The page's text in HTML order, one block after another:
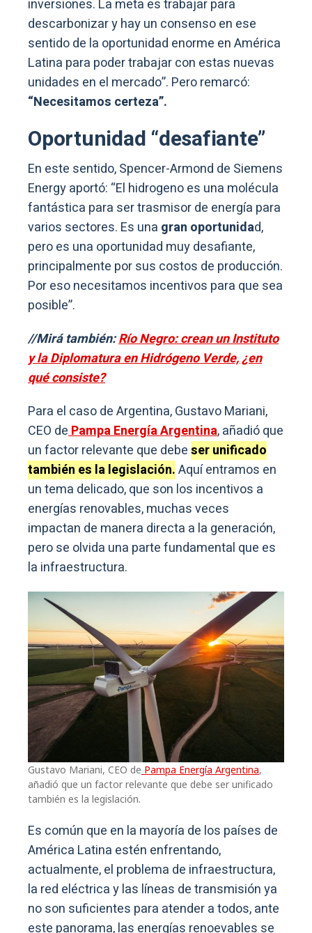
inversiones. La meta es trabajar para
descarbonizar y hay un consenso en ese
sentido de la oportunidad enorme en América
Latina para poder trabajar con estas nuevas
unidades en el mercado”. Pero remarcó:
“Necesitamos certeza”.
Oportunidad “desafiante”
En este sentido, Spencer-Armond de Siemens
Energy aportó: “El hidrogeno es una molécula
fantástica para ser trasmisor de energía para
varios sectores. Es una gran oportunidad,
pero es una oportunidad muy desafiante,
principalmente por sus costos de producción.
Por eso necesitamos incentivos para que sea
posible”.
//Mirá también:Río Negro: crean un Instituto
y la Diplomatura en Hidrógeno Verde, ¿en
qué consiste?
Para el caso de Argentina, Gustavo Mariani,
CEO dePampa Energía Argentina, añadió que
un factor relevante que debeser unificado
también es la legislación.Aquí entramos en
un tema delicado, que son los incentivos a
energías renovables, muchas veces
impactan de manera directa a la generación,
pero se olvida una parte fundamental que es
la infraestructura.
Gustavo Mariani, CEO de Pampa Energía Argentina,
añadió que un factor relevante que debe ser unificado
también es la legislación.
Es común que en la mayoría de los países de
América Latina estén enfrentando,
actualmente, el problema de infraestructura,
la red eléctrica y las líneas de transmisión ya
no son suficientes para atender a todos, ante
este panorama, las energías renoevables se